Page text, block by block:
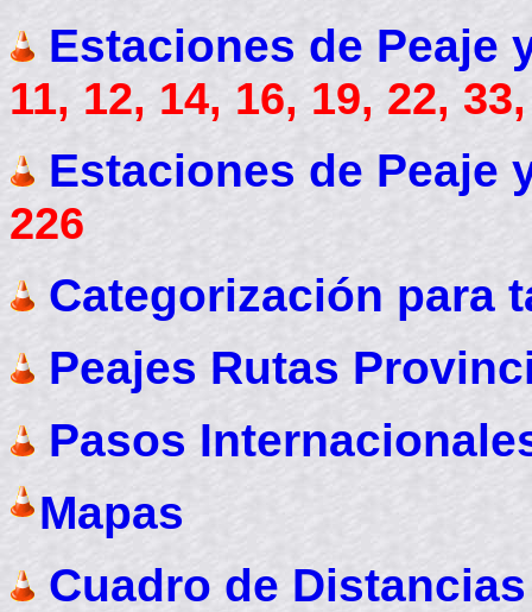
Estaciones de Peaje
11, 12, 14, 16, 19, 22,
Estaciones de Peaje
226
Categorización para
Peajes Rutas
Pasos
Mapas
Cuadro de